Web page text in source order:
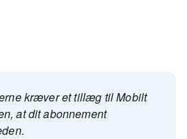
kræver et tillæg til Mobilt
at dit abonnement